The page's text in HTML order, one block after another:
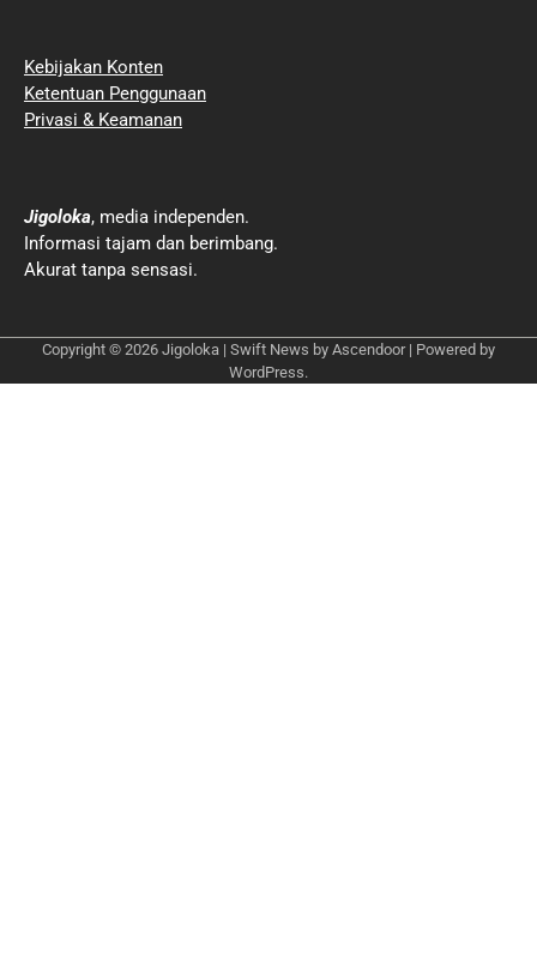
Kebijakan Konten
Ketentuan Penggunaan
Privasi & Keamanan
Jigoloka, media independen.
Informasi tajam dan berimbang.
Akurat tanpa sensasi.
Copyright © 2026 Jigoloka | Swift News by Ascendoor| Powered by
WordPress.